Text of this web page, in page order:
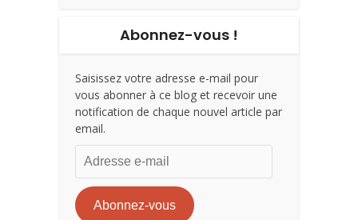
Abonnez-vous !
Saisissez votre adresse e-mail pour
vous abonner à ce blog et recevoir une
notification de chaque nouvel article par
email.
Adresse
e-
mail
Abonnez-vous